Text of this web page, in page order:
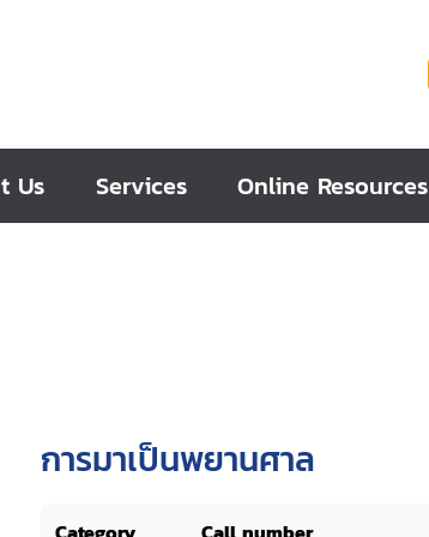
Us Services Online Resources
การมาเป็นพยานศาล